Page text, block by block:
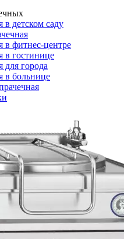
в детском саду
в фитнес-центре
в гостинице
для города
в больнице